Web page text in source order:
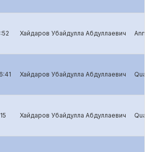
Хайдаров Убайдулла Абдуллаевич
Хайдаров Убайдулла Абдуллаевич
Хайдаров Убайдулла Абдуллаевич